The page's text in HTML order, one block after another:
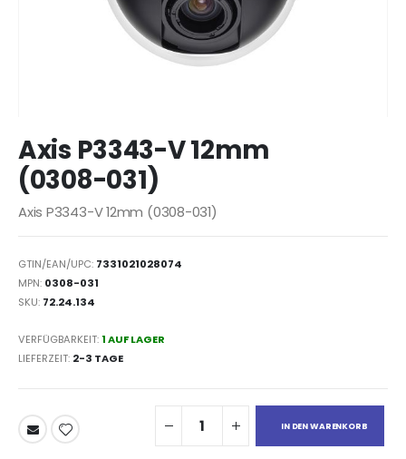
Anfang
der
Bildergalerie
Axis P3343-V 12mm
(0308-031)
Axis P3343-V 12mm (0308-031)
GTIN/EAN/UPC: 7331021028074
MPN: 0308-031
SKU: 72.24.134
VERFÜGBARKEIT:1 AUF LAGER
LIEFERZEIT 2-3 TAGE
IN DEN WARENKORB